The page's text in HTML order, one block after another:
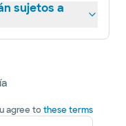
sujetos a
agree tothese terms